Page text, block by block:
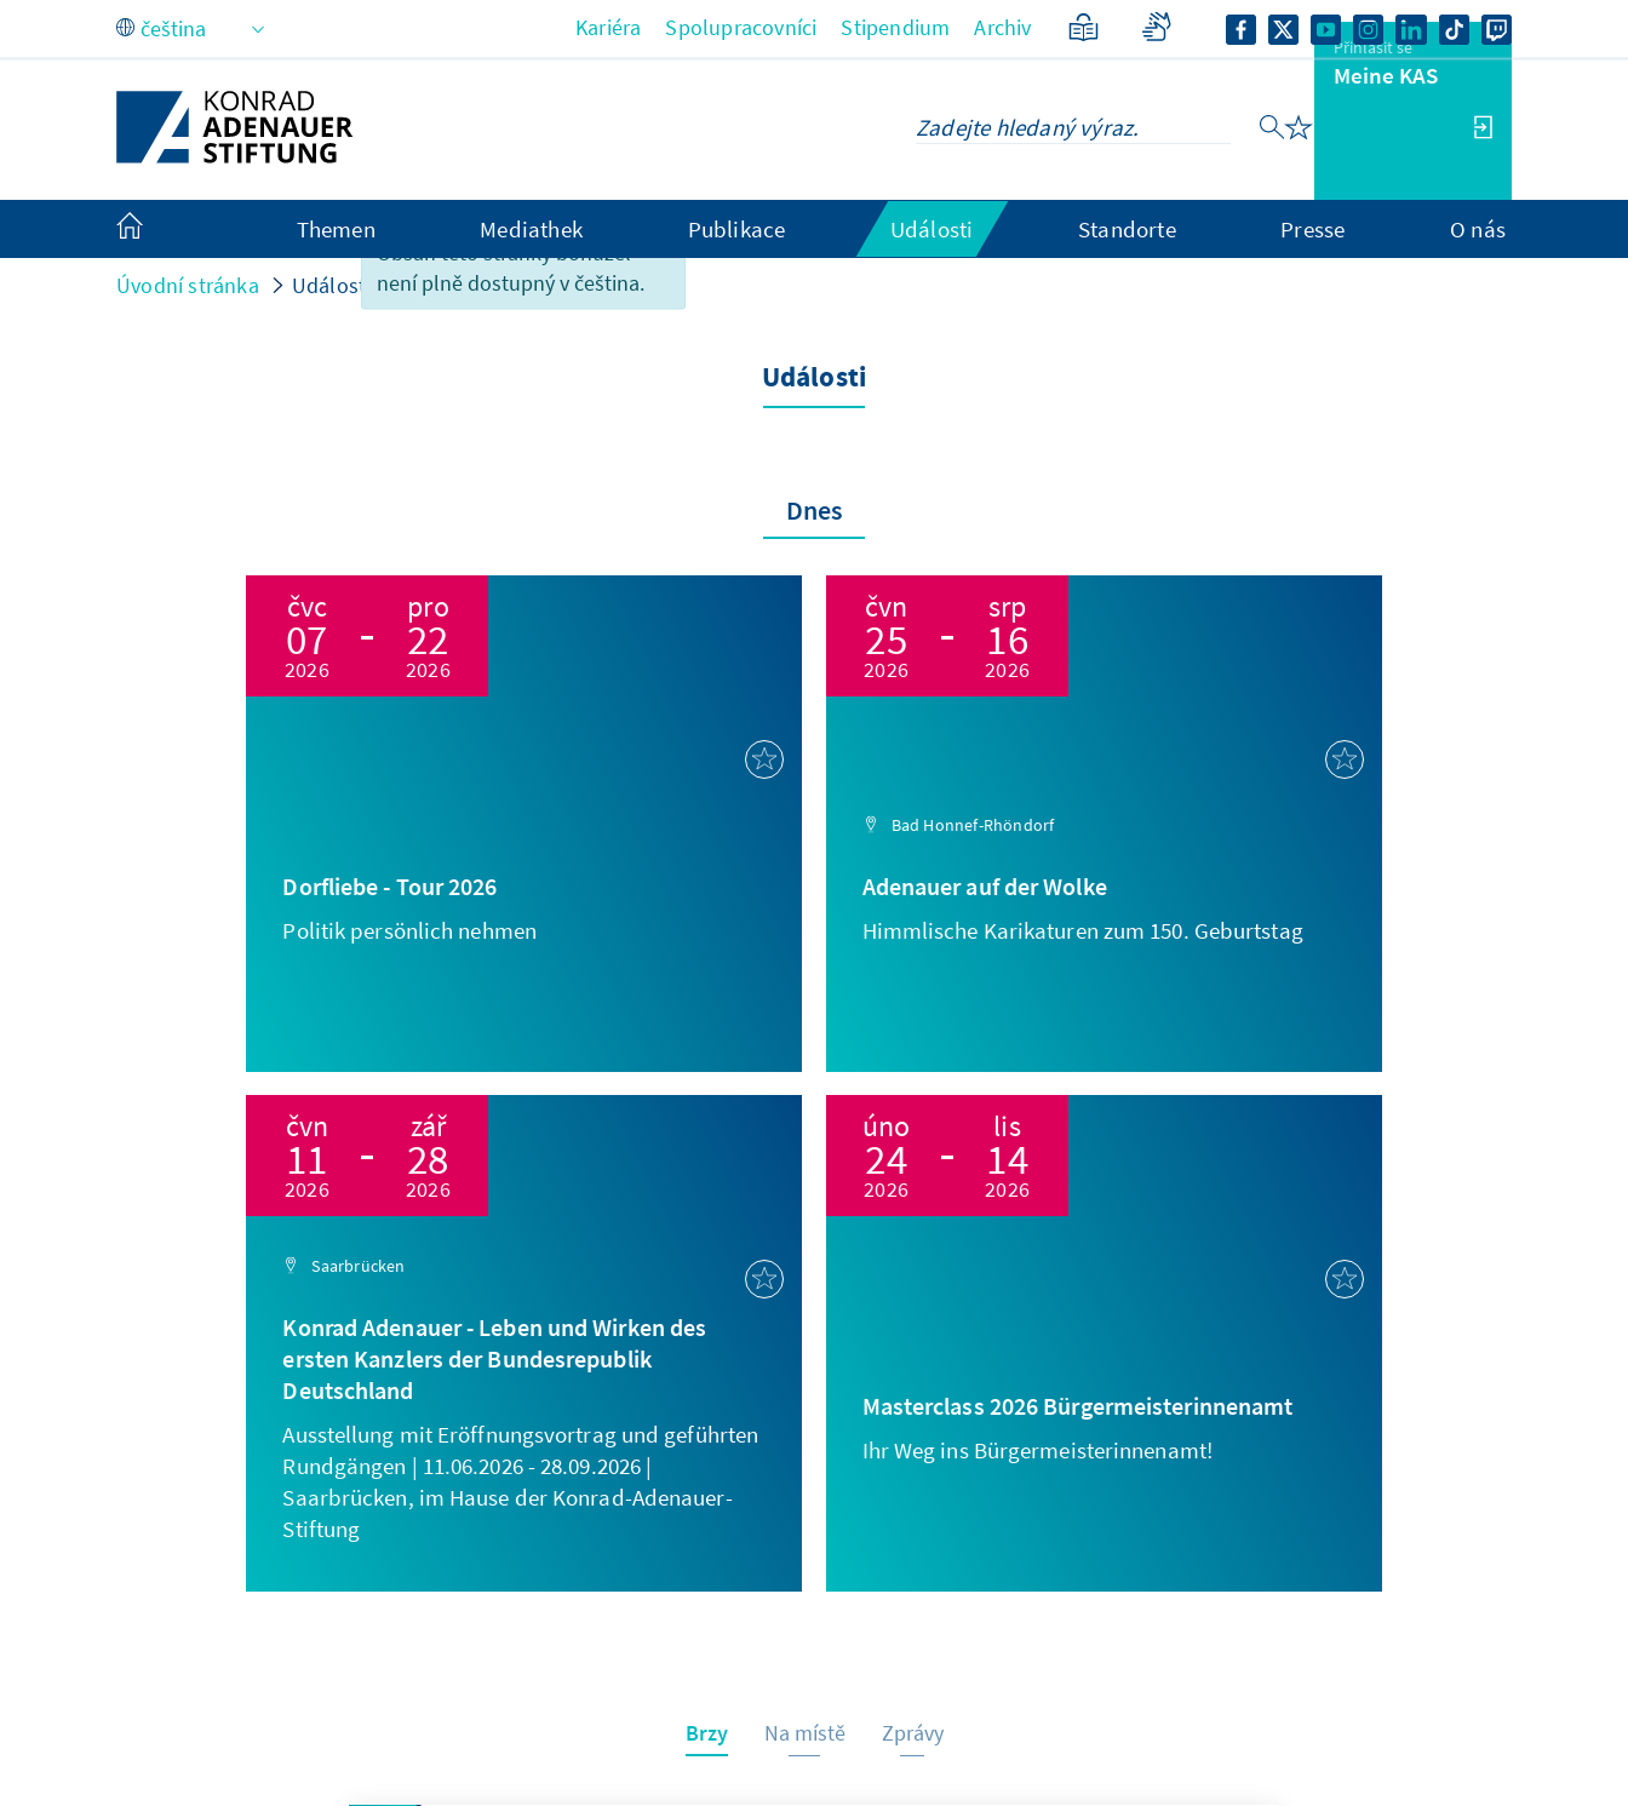
Skip to Main Content
Obsah této stránky bohužel
není plně dostupný v čeština.
Kariéra Spolupracovníci Stipendium Archiv
Přihlásit se
Meine KAS
Themen Mediathek Publikace Události Standorte Presse O nás
Úvodní stránka Události
Události
Dnes
čvc
07
2026
pro
22
2026
Dorfliebe - Tour 2026
Politik persönlich nehmen
čvn
25
2026
srp
16
2026
Bad Honnef-Rhöndorf
Adenauer auf der Wolke
Himmlische Karikaturen zum 150. Geburtstag
čvn
11
2026
zář
28
2026
Saarbrücken
Konrad Adenauer - Leben und Wirken des
ersten Kanzlers der Bundesrepublik
Deutschland
Ausstellung mit Eröffnungsvortrag und geführten
Rundgängen | 11.06.2026 - 28.09.2026 |
Saarbrücken, im Hause der Konrad-Adenauer-
Stiftung
úno
24
2026
lis
14
2026
Masterclass 2026 Bürgermeisterinnenamt
Ihr Weg ins Bürgermeisterinnenamt!
Brzy Na místě Zprávy